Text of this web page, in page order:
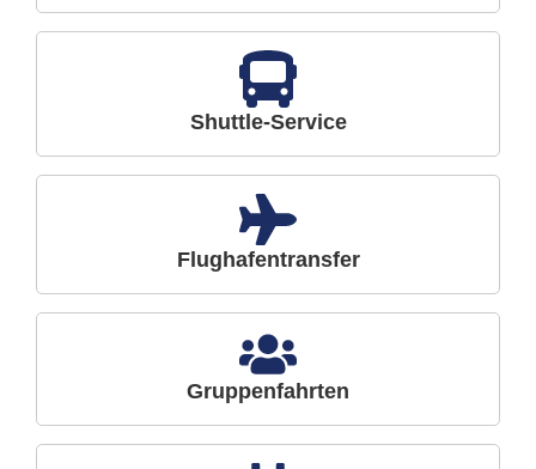
Shuttle-Service
Flughafentransfer
Gruppenfahrten